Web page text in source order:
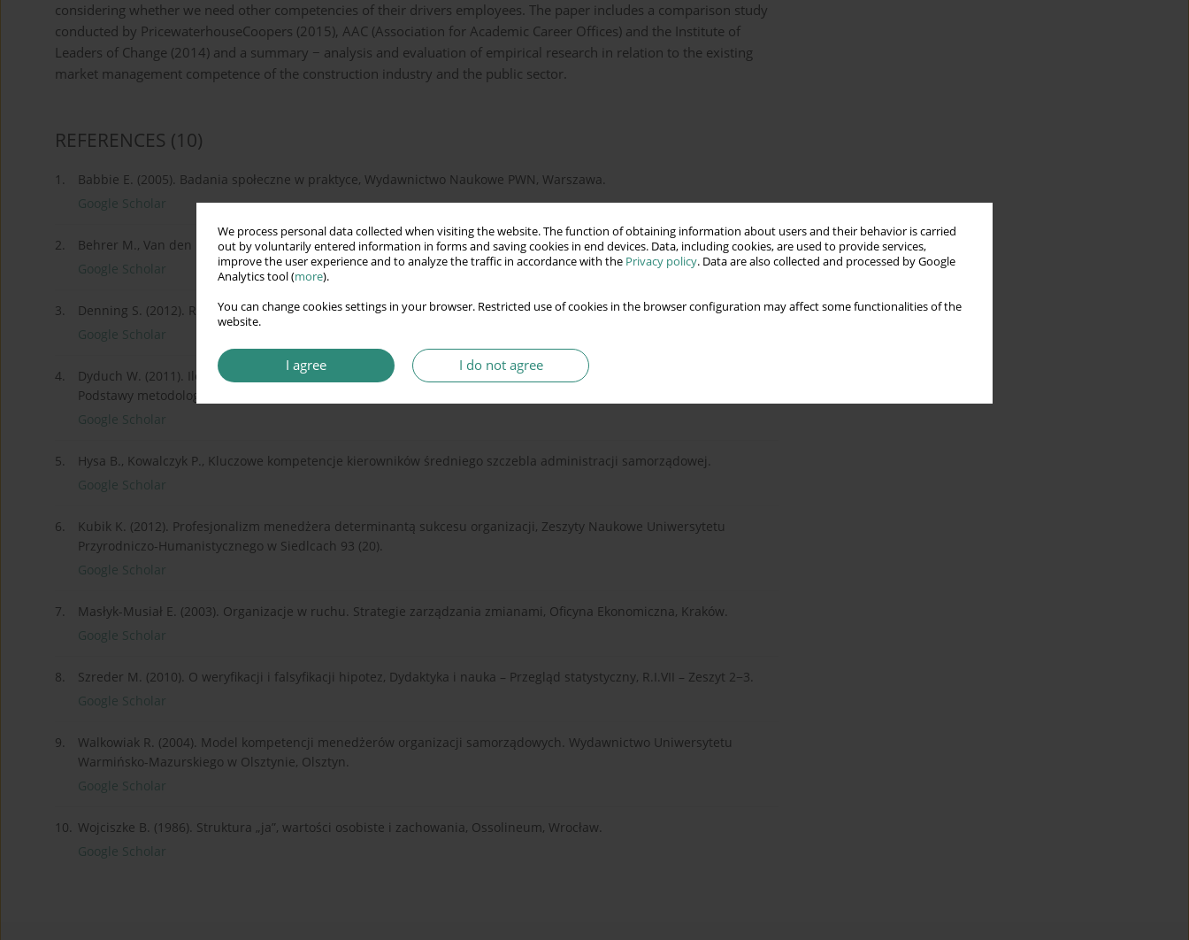
We process personal data collected when visiting the website. The function of obtaining information about users and their behavior is carried
out by voluntarily entered information in forms and saving cookies in end devices. Data, including cookies, are used to provide services,
improve the user experience and to analyze the traffic in accordance with the Privacy policy. Data are also collected and processed by Google
Analytics tool (more).
You can change cookies settings in your browser. Restricted use of cookies in the browser configuration may affect some functionalities of the
website.
I agree I do not agree
considering whether we need other competencies of their drivers employees. The paper includes a comparison study
conducted by PricewaterhouseCoopers (2015), AAC (Association for Academic Career Offices) and the Institute of
Leaders of Change (2014) and a summary − analysis and evaluation of empirical research in relation to the existing
market management competence of the construction industry and the public sector.
REFERENCES (10)
1.
Babbie E. (2005). Badania społeczne w praktyce, Wydawnictwo Naukowe PWN, Warszawa.
Google Scholar
2.
Behrer M., Van den Bergh J. (2011). How Cool Brands Stay Hot, Kogan Page, London, Philadelphia, New Dehli.
Google Scholar
3.
Denning S. (2012). Radykalna rewolucja w zarządzaniu, „Przewodnik Menedżera”, Helion, s. 29−34.
Google Scholar
4.
Dyduch W. (2011). Ilościowe badania i operacjonalizacja zjawisk w naukach o zarządzaniu. W: W. Czakon (red.),
Podstawy metodologii badań w naukach o zarządzaniu, Wolters Kluwer Business, Warszawa.
Google Scholar
5.
Hysa B., Kowalczyk P., Kluczowe kompetencje kierowników średniego szczebla administracji samorządowej.
Google Scholar
6.
Kubik K. (2012). Profesjonalizm menedżera determinantą sukcesu organizacji, Zeszyty Naukowe Uniwersytetu
Przyrodniczo-Humanistycznego w Siedlcach 93 (20).
Google Scholar
7.
Masłyk-Musiał E. (2003). Organizacje w ruchu. Strategie zarządzania zmianami, Oficyna Ekonomiczna, Kraków.
Google Scholar
8.
Szreder M. (2010). O weryfikacji i falsyfikacji hipotez, Dydaktyka i nauka – Przegląd statystyczny, R.I.VII – Zeszyt 2−3.
Google Scholar
9.
Walkowiak R. (2004). Model kompetencji menedżerów organizacji samorządowych. Wydawnictwo Uniwersytetu
Warmińsko-Mazurskiego w Olsztynie, Olsztyn.
Google Scholar
10. Wojciszke B. (1986). Struktura „ja”, wartości osobiste i zachowania, Ossolineum, Wrocław.
Google Scholar